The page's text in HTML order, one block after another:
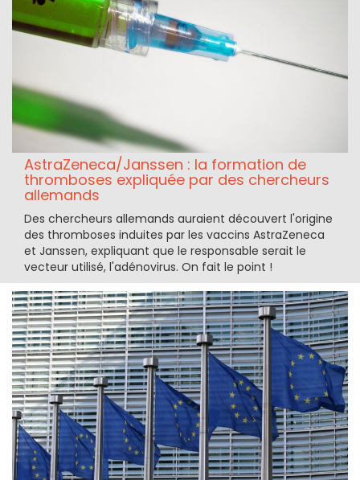
AstraZeneca/Janssen : la formation de
thromboses expliquée par des chercheurs
allemands
Des chercheurs allemands auraient découvert l'origine
des thromboses induites par les vaccins AstraZeneca
et Janssen, expliquant que le responsable serait le
vecteur utilisé, l'adénovirus. On fait le point !